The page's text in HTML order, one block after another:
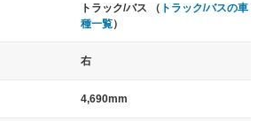
トラック/バス （ トラック/バスの車
種一覧）
右
4,690mm